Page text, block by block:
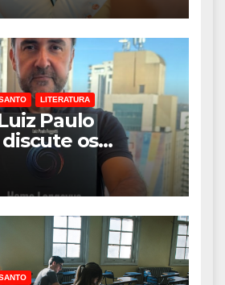
LITERATURA
Paulo
os
uma
onde viver até
poderá ser